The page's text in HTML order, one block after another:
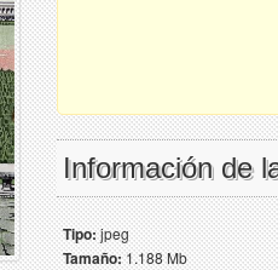
Información de
Tipo:jpeg
Tamaño:1.188 Mb